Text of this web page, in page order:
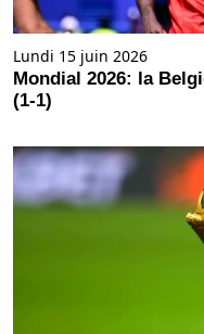
Lundi 15 juin 2026
Mondial 2026: la
(1-1)